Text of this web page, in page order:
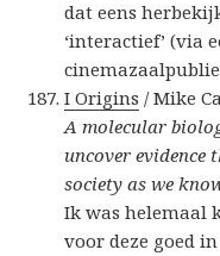
dat eens
‘interactief’ (via
I Origins / Mike
A molecular
uncover evidence
society as we
Ik was helemaal
voor deze goed